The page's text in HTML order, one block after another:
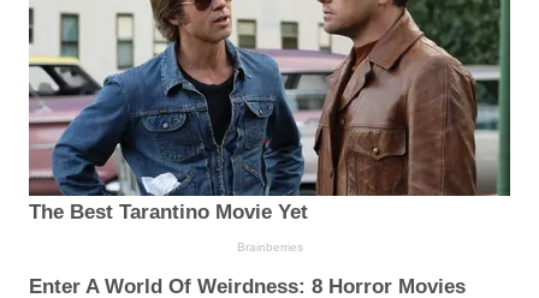
The Best Tarantino Movie Yet
Brainberries
Enter A World Of Weirdness: 8 Horror Movies